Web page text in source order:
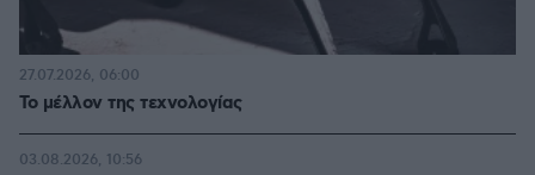
Το μέλλον της τεχνολογίας
27.07.2026, 06:00
03.08.2026, 10:56